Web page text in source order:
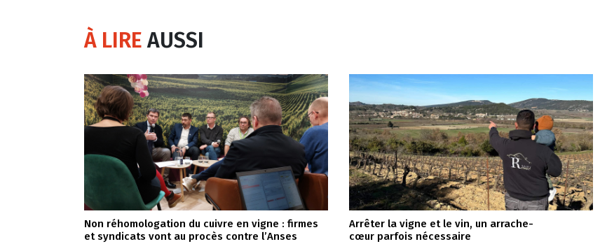
À LIREAUSSI
Non réhomologation du cuivre en vigne : firmes
et syndicats vont au procès contre l’Anses
Arrêter la vigne et le vin, un arrache-
cœur parfois nécessaire